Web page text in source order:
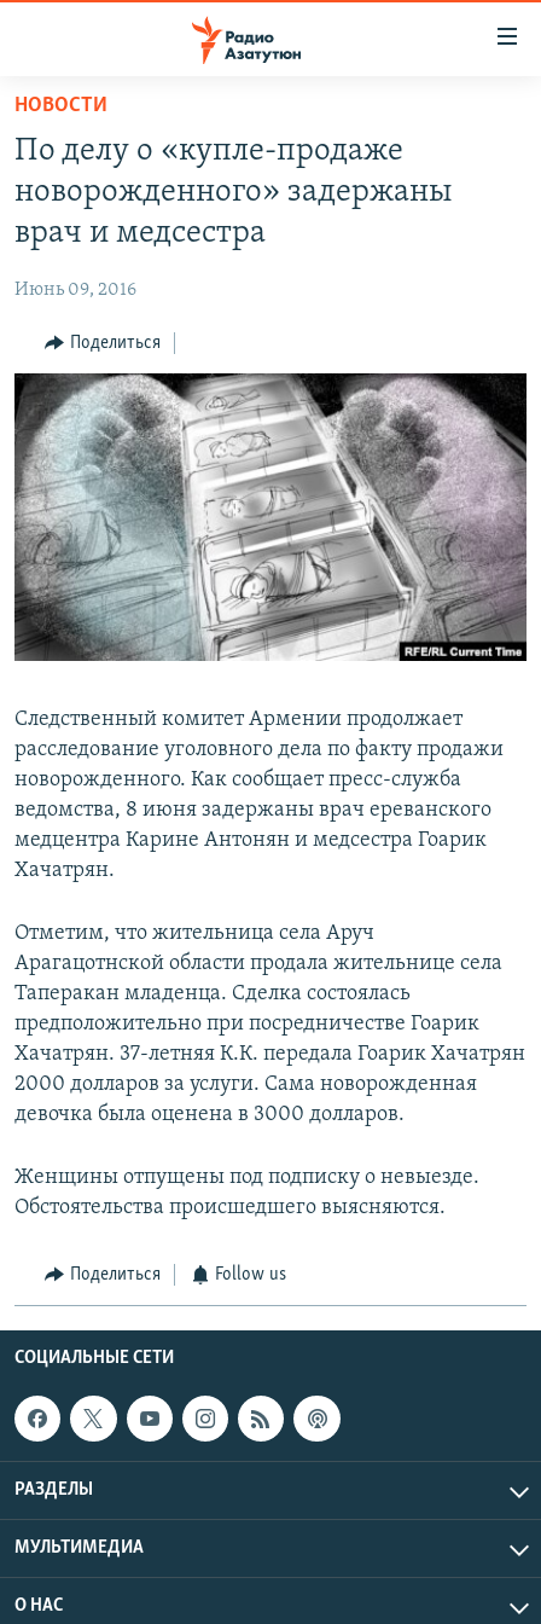
Перейти
основному
содержанию
Перейти
основной
Перейти
поиску
НОВОСТИ
ПОЛИТИКА
ЭКОНОМИКА
РЕГИОН
НАГОРНЫЙ КАРАБАХ
КУЛЬТУРА
СПОРТ
АРХИВ
Հայերեն
English
Все сайты Радио Азатутюн
НОВОСТИ
По делу о «купле-продаже
новорожденного» задержаны
врач и медсестра
Июнь 09, 2016
Поделиться
Следственный комитет Армении продолжает
расследование уголовного дела по факту продажи
новорожденного. Как сообщает пресс-служба
ведомства, 8 июня задержаны врач ереванского
медцентра Карине Антонян и медсестра Гоарик
Хачатрян.
Отметим, что жительница села Аруч
Арагацотнской области продала жительнице села
Таперакан младенца. Сделка состоялась
предположительно при посредничестве Гоарик
Хачатрян. 37-летняя К.К. передала Гоарик Хачатрян
2000 долларов за услуги. Сама новорожденная
девочка была оценена в 3000 долларов.
Женщины отпущены под подписку о невыезде.
Обстоятельства происшедшего выясняются.
Поделиться Follow us
СОЦИАЛЬНЫЕ СЕТИ
РАЗДЕЛЫ
МУЛЬТИМЕДИА
О НАС